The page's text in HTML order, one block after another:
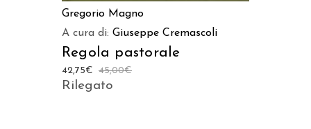
Gregorio Magno
A cura di: Giuseppe Cremascoli
Regola pastorale
45,00€
42,75€
Rilegato